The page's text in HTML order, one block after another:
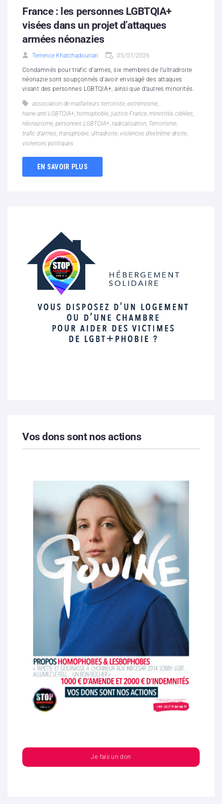
France : les personnes LGBTQIA+
visées dans un projet d’attaques
armées néonazies
Terrence Khatchadourian 05/07/2026
Condamnés pour trafic d’armes, six membres de l’ultradroite
néonazie sont soupçonnés d’avoir envisagé des attaques
visant des personnes LGBTQIA+, ainsi que d’autres minorités.
association de malfaiteurs terroriste, extrémisme,
haine anti-LGBTQIA+, homophobie, justice France, minorités ciblées,
néonazisme, personnes LGBTQIA+, radicalisation, Terrorisme,
trafic d’armes, transphobie, ultradroite, violences d’extrême droite,
violences politiques
EN SAVOIR PLUS
Vos dons sont nos actions
Je fais un don